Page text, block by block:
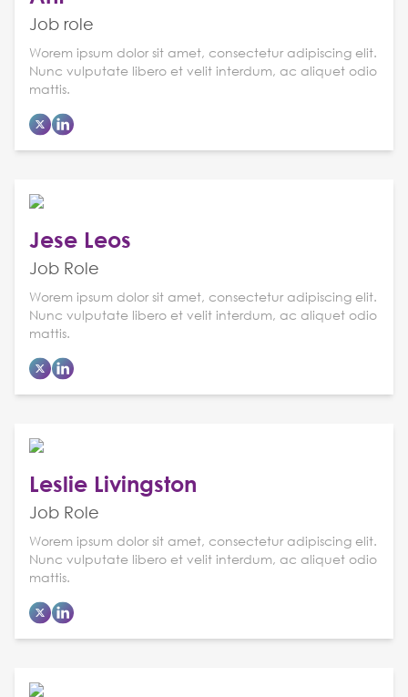
Job role
Worem ipsum dolor sit amet, consectetur adipiscing elit.
Nunc vulputate libero et velit interdum, ac aliquet odio
mattis.
Jese Leos
Job Role
Worem ipsum dolor sit amet, consectetur adipiscing elit.
Nunc vulputate libero et velit interdum, ac aliquet odio
mattis.
Leslie Livingston
Job Role
Worem ipsum dolor sit amet, consectetur adipiscing elit.
Nunc vulputate libero et velit interdum, ac aliquet odio
mattis.